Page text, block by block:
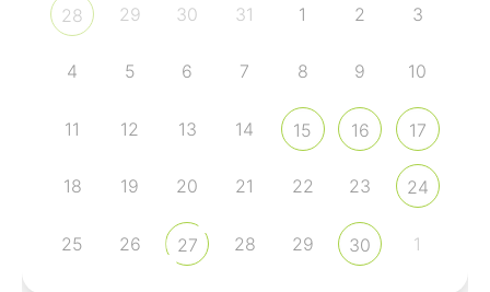
28 29 30 31 1 2 3
4 5 6 7 8 9 10
11 12 13 14 15 16 17
18 19 20 21 22 23 24
25 26 27 28 29 30 1